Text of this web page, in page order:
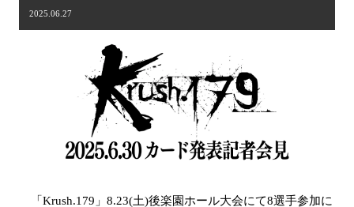
2025.06.27
「Krush.179」8.23(土)後楽園ホール大会にて8選手参加に